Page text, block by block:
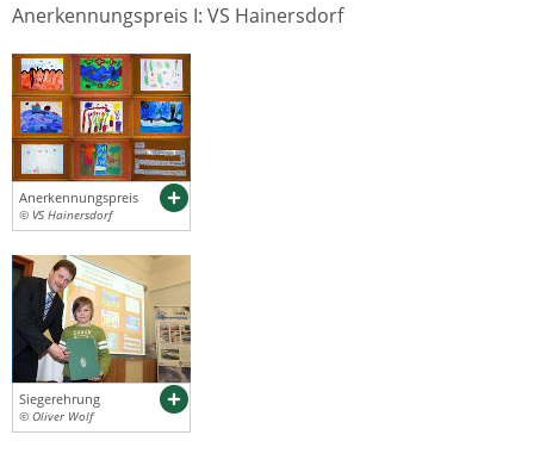
Anerkennungspreis I: VS Hainersdorf
Anerkennungspreis
© VS Hainersdorf
Siegerehrung
© Oliver Wolf